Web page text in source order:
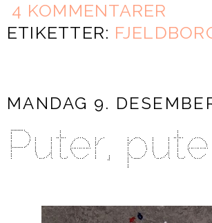
4 KOMMENTARER
ETIKETTER:
MANDAG 9.
Puter,